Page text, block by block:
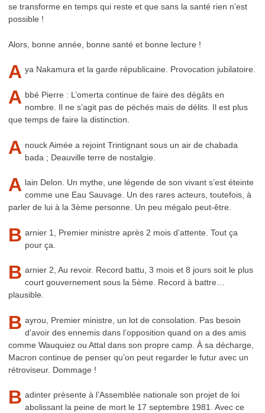
se transforme en temps qui reste et que sans la santé rien n’est
possible !
Alors, bonne année, bonne santé et bonne lecture !
A ya Nakamura et la garde républicaine. Provocation jubilatoire.
A bbé Pierre : L’omerta continue de faire des dégâts en
nombre. Il ne s’agit pas de péchés mais de délits. Il est plus
que temps de faire la distinction.
A nouck Aimée a rejoint Trintignant sous un air de chabada
bada ; Deauville terre de nostalgie.
A lain Delon. Un mythe, une légende de son vivant s’est éteinte
comme une Eau Sauvage. Un des rares acteurs, toutefois, à
parler de lui à la 3ème personne. Un peu mégalo peut-être.
B arnier 1, Premier ministre après 2 mois d’attente. Tout ça
pour ça.
B arnier 2, Au revoir. Record battu, 3 mois et 8 jours soit le plus
court gouvernement sous la 5ème. Record à battre…
plausible.
B ayrou, Premier ministre, un lot de consolation. Pas besoin
d’avoir des ennemis dans l’opposition quand on a des amis
comme Wauquiez ou Attal dans son propre camp. À sa décharge,
Macron continue de penser qu’on peut regarder le futur avec un
rétroviseur. Dommage !
B adinter présente à l’Assemblée nationale son projet de loi
abolissant la peine de mort le 17 septembre 1981. Avec ce